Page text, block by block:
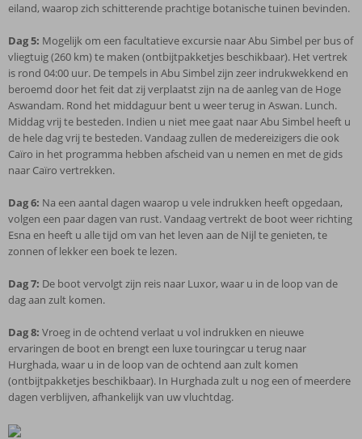
eiland, waarop zich schitterende prachtige botanische tuinen bevinden.
Dag 5: Mogelijk om een facultatieve excursie naar Abu Simbel per bus of
vliegtuig (260 km) te maken (ontbijtpakketjes beschikbaar). Het vertrek
is rond 04:00 uur. De tempels in Abu Simbel zijn zeer indrukwekkend en
beroemd door het feit dat zij verplaatst zijn na de aanleg van de Hoge
Aswandam. Rond het middaguur bent u weer terug in Aswan. Lunch.
Middag vrij te besteden. Indien u niet mee gaat naar Abu Simbel heeft u
de hele dag vrij te besteden. Vandaag zullen de medereizigers die ook
Caïro in het programma hebben afscheid van u nemen en met de gids
naar Caïro vertrekken.
Dag 6: Na een aantal dagen waarop u vele indrukken heeft opgedaan,
volgen een paar dagen van rust. Vandaag vertrekt de boot weer richting
Esna en heeft u alle tijd om van het leven aan de Nijl te genieten, te
zonnen of lekker een boek te lezen.
Dag 7: De boot vervolgt zijn reis naar Luxor, waar u in de loop van de
dag aan zult komen.
Dag 8: Vroeg in de ochtend verlaat u vol indrukken en nieuwe
ervaringen de boot en brengt een luxe touringcar u terug naar
Hurghada, waar u in de loop van de ochtend aan zult komen
(ontbijtpakketjes beschikbaar). In Hurghada zult u nog een of meerdere
dagen verblijven, afhankelijk van uw vluchtdag.